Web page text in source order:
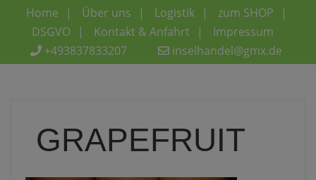
Home Über uns Logistik
zum SHOP
DSGVO
Kontakt & Anfahrt
Impressum
+493837833207
inselhandel@gmx.de
GRAPEFRUIT